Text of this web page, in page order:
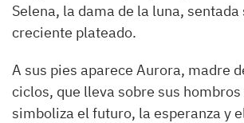
Selena, la dama de la luna, sentada
creciente plateado.
A sus pies aparece Aurora, madre
ciclos, que lleva sobre sus hombros
simboliza el futuro, la esperanza y